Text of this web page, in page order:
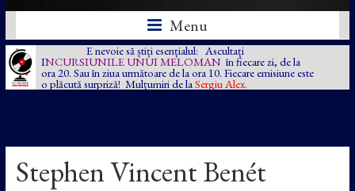
Menu
E nevoie să știți esențialul: Ascultați
INCURSIUNILE UNUI MELOMAN în fiecare zi, de la
ora 20. Sau în ziua următoare de la ora 10. Fiecare emisiune este
o plăcută surpriză! Mulțumiri de la Sergiu Alex.
Stephen Vincent Benét